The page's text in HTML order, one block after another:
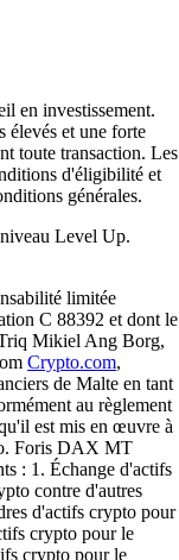
en investissement.
élevés et une forte
toute transaction. Les
d'éligibilité et
générales.
Level Up.
limitée
C 88392 et dont le
Mikiel Ang Borg,
Crypto.com,
de Malte en tant
au règlement
est mis en œuvre à
Foris DAX MT
: 1. Échange d'actifs
contre d'autres
d'actifs crypto pour
crypto pour le
crypto pour le